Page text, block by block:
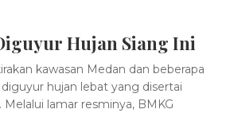
Hujan Siang Ini
kawasan Medan dan beberapa
hujan lebat yang disertai
lamar resminya, BMKG